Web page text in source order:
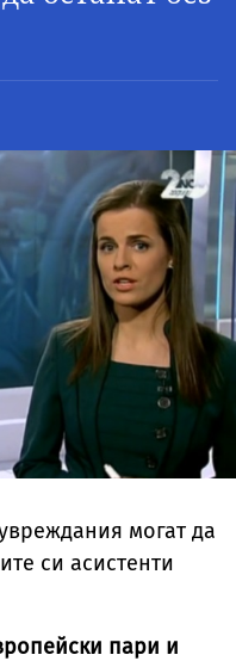
могат да
си асистенти
пари и